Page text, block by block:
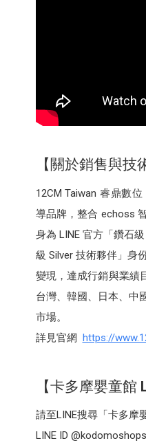
【關於銷售與技
12CM Taiwan 睿鼎數
導品牌，整合 echoss
身為 LINE 官方「鑽石
級 Silver 技術夥伴」身
變現，達成行銷與業績
台灣、韓國、日本、中
市場。
詳見官網 https://
【卡多摩嬰童館
請至LINE搜尋「卡多摩
LINE ID @kodomoshops